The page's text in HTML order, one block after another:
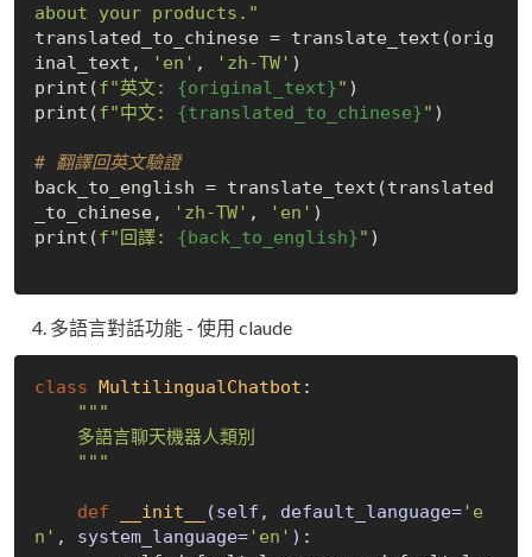
about your products."
translated_to_chinese = translate_text(orig
inal_text,
'en' , 'zh-TW' )
print(f"英文: {original_text}" )
print(f"中文: {translated_to_chinese}" )
# 翻譯回英文驗證
back_to_english = translate_text(translated
_to_chinese,
'zh-TW' , 'en' )
print(f"回譯: {back_to_english}" )
多語言對話功能 - 使用 claude
class MultilingualChatbot :
"""
    """
def __init__ (self, default_language='e
n' , system_language='en' ) :